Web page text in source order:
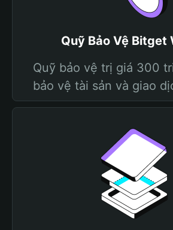
Quỹ Bảo Vệ Bitget
Quỹ bảo vệ trị giá 300
bảo vệ tài sản và giao